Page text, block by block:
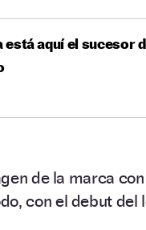
está aquí el sucesor
de la marca
con el debut